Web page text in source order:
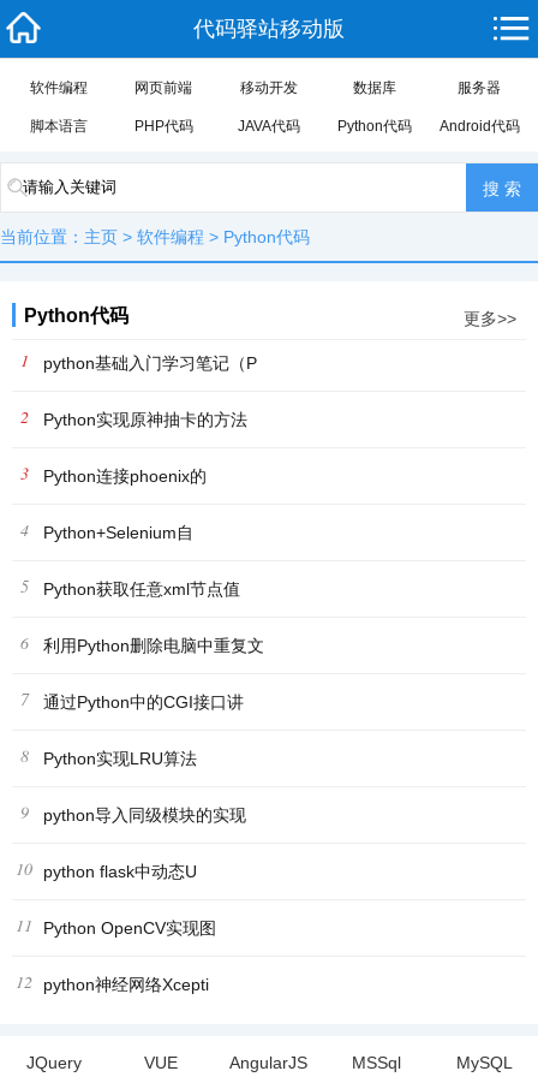
代码驿站移动版
软件编程 网页前端 移动开发 数据库 服务器
脚本语言 PHP代码 JAVA代码 Python代码 Android代码
当前位置： 主页 > 软件编程 > Python代码
Python代码 更多>>
1 python基础入门学习笔记（P
2 Python实现原神抽卡的方法
3 Python连接phoenix的
4 Python+Selenium自
5 Python获取任意xml节点值
6 利用Python删除电脑中重复文
7 通过Python中的CGI接口讲
8 Python实现LRU算法
9 python导入同级模块的实现
10 python flask中动态U
11 Python OpenCV实现图
12 python神经网络Xcepti
JQuery VUE AngularJS MSSql MySQL